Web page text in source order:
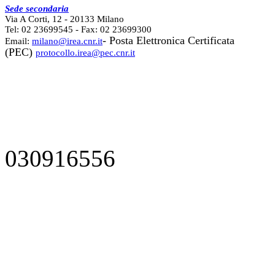
Sede secondaria
Via A Corti, 12 - 20133 Milano
Tel: 02 23699545 - Fax: 02 23699300
Email: milano@irea.cnr.it- Posta Elettronica Certificata
(PEC) protocollo.irea@pec.cnr.it
030916556